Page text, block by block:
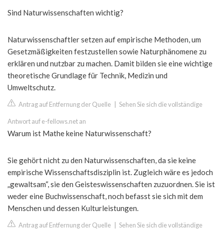
Sind Naturwissenschaften wichtig?
Naturwissenschaftler setzen auf empirische Methoden, um
Gesetzmäßigkeiten festzustellen sowie Naturphänomene zu
erklären und nutzbar zu machen. Damit bilden sie eine wichtige
theoretische Grundlage für Technik, Medizin und
Umweltschutz.
Antrag auf Entfernung der Quelle Sehen Sie sich die vollständige
Antwort auf e-fellows.net an
Warum ist Mathe keine Naturwissenschaft?
Sie gehört nicht zu den Naturwissenschaften, da sie keine
empirische Wissenschaftsdisziplin ist. Zugleich wäre es jedoch
„gewaltsam“, sie den Geisteswissenschaften zuzuordnen. Sie ist
weder eine Buchwissenschaft, noch befasst sie sich mit dem
Menschen und dessen Kulturleistungen.
Antrag auf Entfernung der Quelle Sehen Sie sich die vollständige